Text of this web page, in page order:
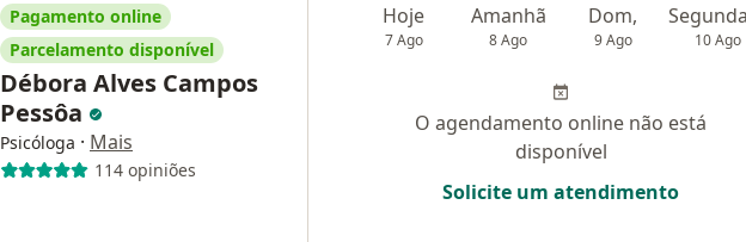
Pagamento online
Parcelamento disponível
Débora Alves Campos
Pessôa
Psicóloga · Mais
114 opiniões
Hoje
7 Ago
Amanhã
8 Ago
Dom,
9 Ago 10 Ago
O agendamento online não está
disponível
Solicite um atendimento